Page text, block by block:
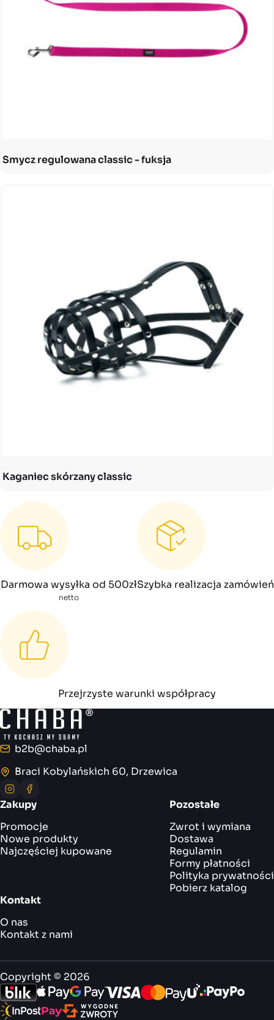
Smycz regulowana classic - fuksja
Kaganiec skórzany classic
Darmowa wysyłka od 500zł
netto
Szybka realizacja zamówień
Przejrzyste warunki współpracy
E-mailb2b@chaba.pl
AdresBraci Kobylańskich 60, Drzewica
Instagram
Facebook
Zakupy
Promocje
Nowe produkty
Najczęściej kupowane
Pozostałe
Zwrot i wymiana
Dostawa
Regulamin
Formy płatności
Polityka prywatności
Pobierz katalog
Kontakt
O nas
Kontakt z nami
Copyright © 2026
Obsługujemy: